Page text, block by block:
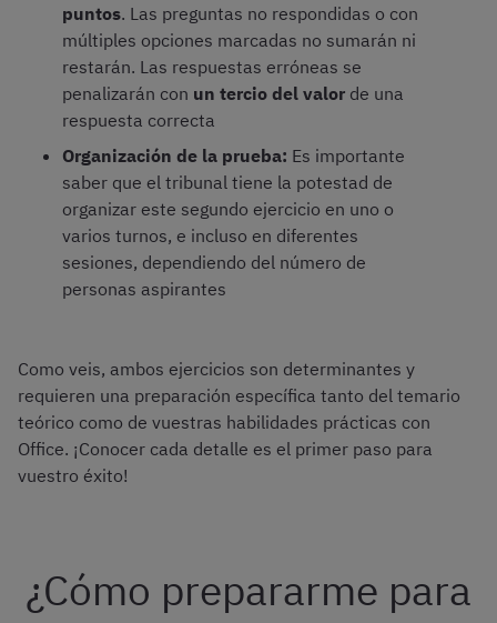
puntos. Las preguntas no respondidas o con
múltiples opciones marcadas no sumarán ni
restarán. Las respuestas erróneas se
penalizarán con un tercio del valor de una
respuesta correcta
Organización de la prueba: Es importante
saber que el tribunal tiene la potestad de
organizar este segundo ejercicio en uno o
varios turnos, e incluso en diferentes
sesiones, dependiendo del número de
personas aspirantes
Como veis, ambos ejercicios son determinantes y
requieren una preparación específica tanto del temario
teórico como de vuestras habilidades prácticas con
Office. ¡Conocer cada detalle es el primer paso para
vuestro éxito!
¿Cómo prepararme para